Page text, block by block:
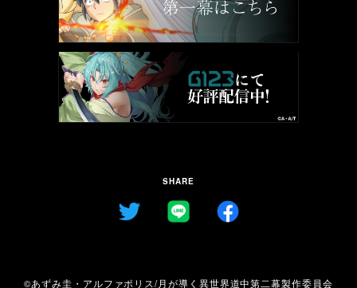
SHARE
©あずみ圭・アルファポリス/月が導く異世界道中第二幕製作委員会